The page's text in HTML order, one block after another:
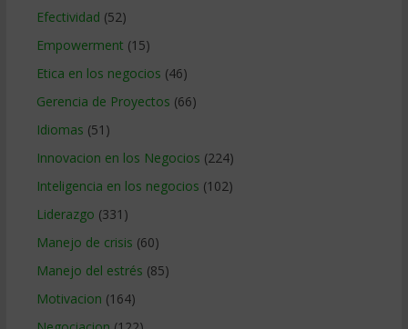
Efectividad (52)
Empowerment (15)
Etica en los negocios (46)
Gerencia de Proyectos (66)
Idiomas (51)
Innovacion en los Negocios (224)
Inteligencia en los negocios (102)
Liderazgo (331)
Manejo de crisis (60)
Manejo del estrés (85)
Motivacion (164)